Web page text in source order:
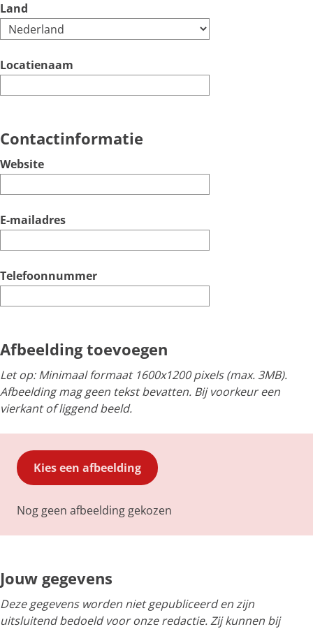
l
i
h
Land
Locatienaam
Contactinformatie
Website
E-mailadres
Telefoonnummer
Afbeelding toevoegen
Let op: Minimaal formaat 1600x1200 pixels (max. 3MB).
Afbeelding mag geen tekst bevatten. Bij voorkeur een
vierkant of liggend beeld.
Kies een afbeelding
Nog geen afbeelding gekozen
Jouw gegevens
Deze gegevens worden niet gepubliceerd en zijn
uitsluitend bedoeld voor onze redactie. Zij kunnen bij